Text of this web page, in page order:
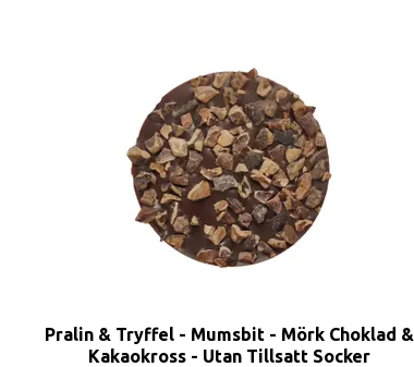
Pralin & Tryffel - Mumsbit - Mörk Choklad &
Kakaokross - Utan Tillsatt Socker